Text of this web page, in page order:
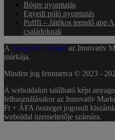
Bögre nyomtatás
Egyedi póló nyomtatás
Pufffi – Játékos teendő app
családoknak
A Tangerine Design az Innovatív
márkája.
Minden jog fenntartva © 2023 -
A weboldalon található képi
felhasználásakor az Innovatív
Ft + ÁFA összeget jogosult
weboldal üzemeltetője számára.